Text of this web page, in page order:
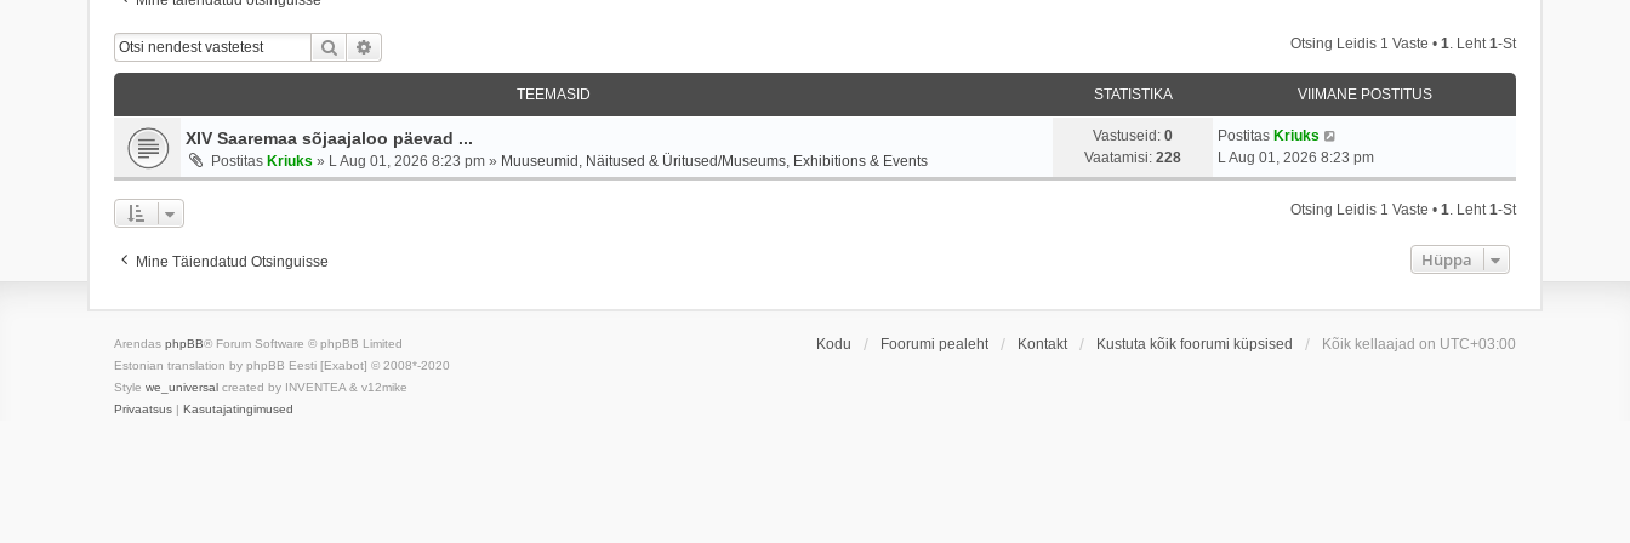
Otsi Otsing Leidis 1 Vaste • 1. Leht1-st
TEEMASID STATISTIKA VIIMANE POSTITUS
XIV Saaremaa sõjaajaloo päevad ...
Postitas Kriuks » L Aug 01, 2026 8:23 pm » Muuseumid, Näitused & Üritused/Museums, Exhibitions & Events
Vastuseid: 0
Vaatamisi: 228
Postitas Kriuks
L Aug 01, 2026 8:23 pm
Otsing Leidis 1 Vaste • 1. Leht1-st
Mine Täiendatud Otsinguisse Hüppa
Kodu Foorumi pealeht Kontakt Kustuta kõik foorumi küpsised Kõik kellaajad on UTC+03:00
Arendas phpBB® Forum Software © phpBB Limited
Estonian translation by phpBB Eesti [Exabot] © 2008*-2020
Style we_universal created by INVENTEA & v12mike
Privaatsus | Kasutajatingimused